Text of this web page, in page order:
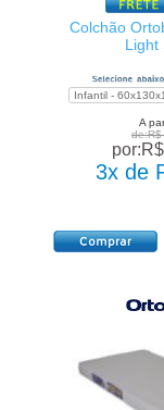
Colchão
Light
A
3x de